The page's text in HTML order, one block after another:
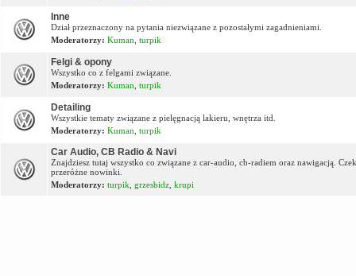
Inne
Dział przeznaczony na pytania niezwiązane z pozostałymi zagadnieniami.
Moderatorzy: Kuman turpik
Felgi & opony
Wszystko co z felgami związane.
Moderatorzy: Kuman turpik
Detailing
Wszystkie tematy związane z pielęgnacją lakieru, wnętrza itd.
Moderatorzy: Kuman turpik
Car Audio, CB Radio & Navi
Znajdziesz tutaj wszystko co związane z car-audio, cb-radiem oraz nawigacją.
przeróżne nowinki.
Moderatorzy: turpik grzesbidz krupi